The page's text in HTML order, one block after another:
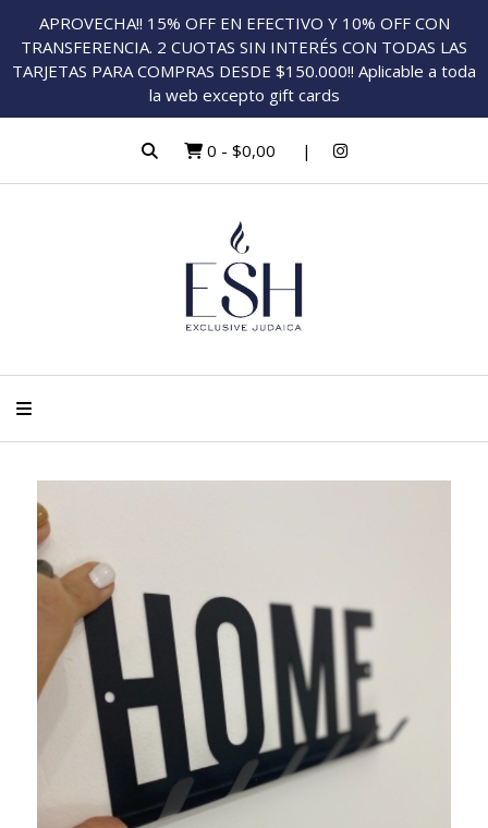
APROVECHA!! 15% OFF EN EFECTIVO Y 10% OFF CON
TRANSFERENCIA. 2 CUOTAS SIN INTERÉS CON TODAS LAS
TARJETAS PARA COMPRAS DESDE $150.000!! Aplicable a toda
la web excepto gift cards
0 - $0,00